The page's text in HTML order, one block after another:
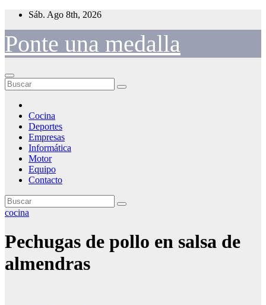
Saltar
contenido
Sáb. Ago 8th, 2026
Ponte una medalla
Cocina
Deportes
Empresas
Informática
Motor
Equipo
Contacto
cocina
Pechugas de pollo en salsa de
almendras